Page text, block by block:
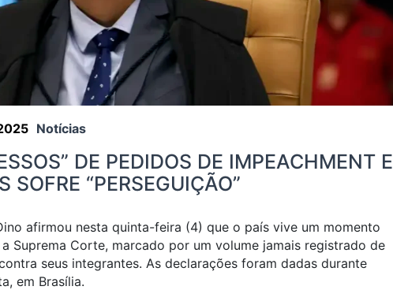
Notícias
DE PEDIDOS DE IMPEACHMENT E
SOFRE “PERSEGUIÇÃO”
afirmou nesta quinta-feira (4) que o país vive um momento
Suprema Corte, marcado por um volume jamais registrado de
seus integrantes. As declarações foram dadas durante
em Brasília.